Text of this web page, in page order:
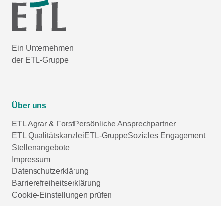
Ein Unternehmen
der ETL-Gruppe
Über uns
ETL Agrar & ForstPersönliche Ansprechpartner
ETL QualitätskanzleiETL-GruppeSoziales Engagement
Stellenangebote
Impressum
Datenschutzerklärung
Barrierefreiheitserklärung
Cookie-Einstellungen prüfen